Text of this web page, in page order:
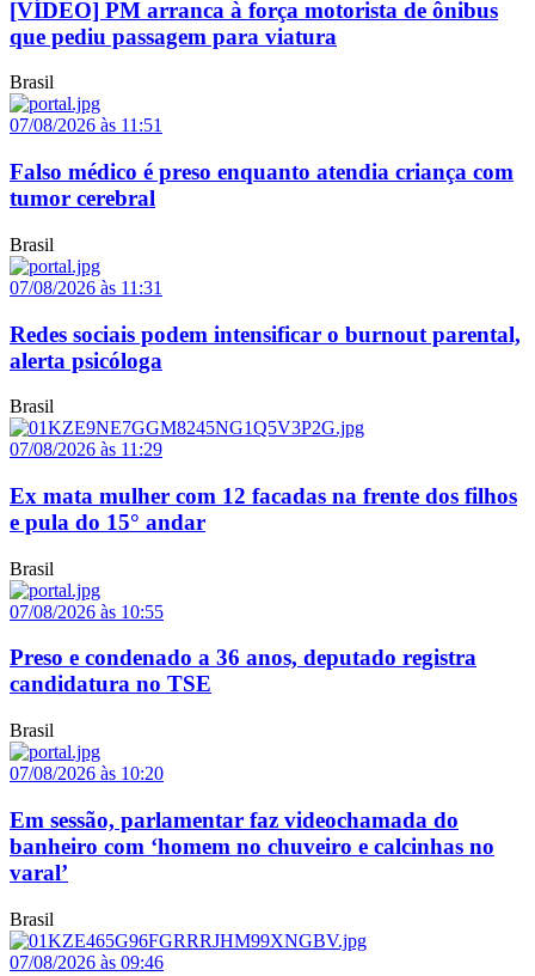
[VÍDEO] PM arranca à força motorista de ônibus
que pediu passagem para viatura
Brasil
07/08/2026 às 11:51
Falso médico é preso enquanto atendia criança com
tumor cerebral
Brasil
07/08/2026 às 11:31
Redes sociais podem intensificar o burnout parental,
alerta psicóloga
Brasil
07/08/2026 às 11:29
Ex mata mulher com 12 facadas na frente dos filhos
e pula do 15° andar
Brasil
07/08/2026 às 10:55
Preso e condenado a 36 anos, deputado registra
candidatura no TSE
Brasil
07/08/2026 às 10:20
Em sessão, parlamentar faz videochamada do
banheiro com ‘homem no chuveiro e calcinhas no
varal’
Brasil
07/08/2026 às 09:46